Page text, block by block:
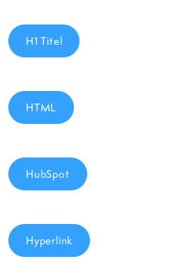
H1 Titel
HTML
HubSpot
Hyperlink